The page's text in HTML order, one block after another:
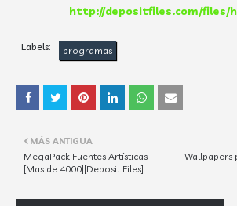
http://depositfiles.com/files/
Labels: programas
Wallpapers
MÁS ANTIGUA
MegaPack Fuentes Artísticas
[Mas de 4000][Deposit Files]